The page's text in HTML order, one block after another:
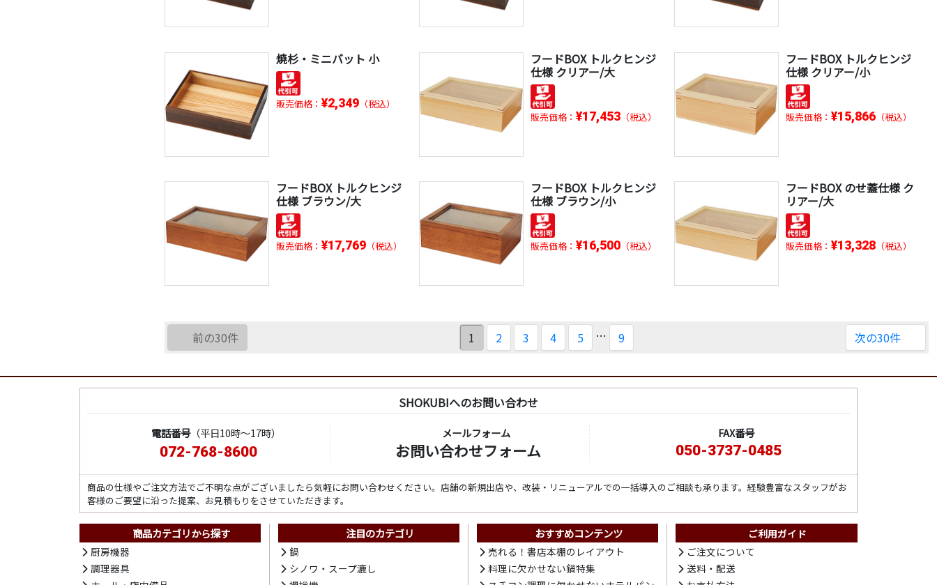
焼杉・ミニバット 小
販売価格： ¥2,349 （税込）
フードBOX トルクヒンジ
仕様 クリアー/大
販売価格：¥17,453 （税込）
フードBOX トルクヒンジ
仕様 クリアー/小
販売価格： ¥15,866（税込）
フードBOX トルクヒンジ
仕様 ブラウン/大
販売価格： ¥17,769 （税込）
フードBOX トルクヒンジ
仕様 ブラウン/小
販売価格：¥16,500 （税込）
フードBOX のせ蓋仕様 ク
リアー/大
販売価格： ¥13,328（税込）
前の30件 1 2 3 4 5 … 9 次の30件
SHOKUBIへのお問い合わせ
電話番号（平日10時～17時）
072-768-8600
メールフォーム
お問い合わせフォーム
FAX番号
050-3737-0485
商品の仕様やご注文方法でご不明な点がございましたら気軽にお問い合わせください。店舗の新規出店や、改装・リニューアルでの一括導入のご相談も承ります。経験豊富なスタッフがお
客様のご要望に沿った提案、お見積もりをさせていただきます。
商品カテゴリから探す
厨房機器
調理器具
注目のカテゴリ
鍋
シノワ・スープ漉し
おすすめコンテンツ
売れる！書店本棚のレイアウト
料理に欠かせない鍋特集
ご利用ガイド
ご注文について
送料・配送